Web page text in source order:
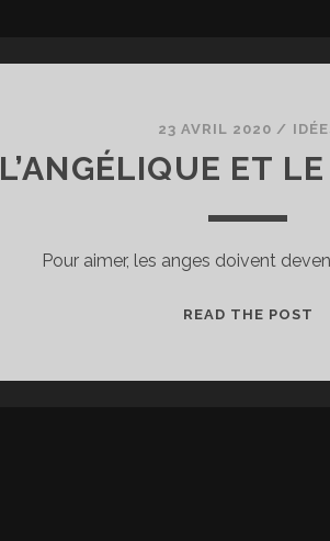
23 AVRIL 2020 /
L’ANGÉLIQUE ET
Pour aimer, les anges doivent
READ THE POST